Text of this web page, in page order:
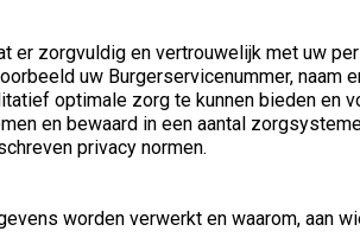
er zorgvuldig en vertrouwelijk met uw
uw Burgerservicenummer,
optimale zorg te kunnen bieden en
en bewaard in een aantal
privacy normen.
worden verwerkt en waarom, aan